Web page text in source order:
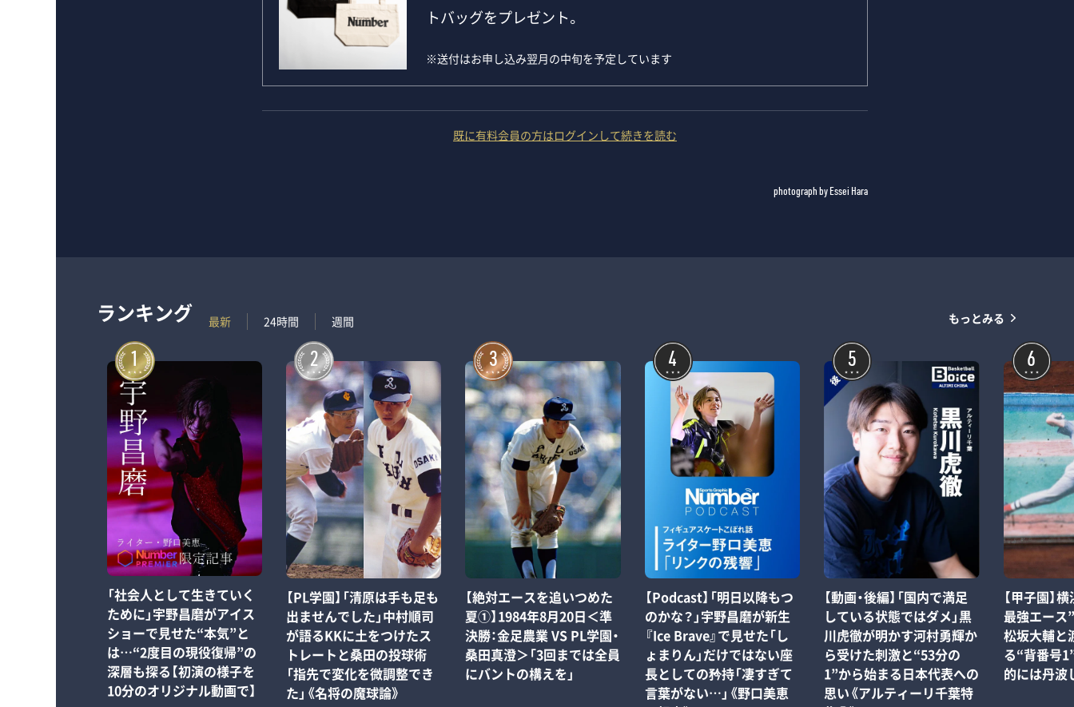
トバッグをプレゼント。
※送付はお申し込み翌月の中旬を予定しています
既に有料会員の方はログインして続きを読む
photograph by Essei Hara
ランキング 最新 24時間 週間 もっとみる
1
「社会人として生きていく
ために」宇野昌磨がアイス
ショーで見せた“本気”と
は…“2度目の現役復帰”の
深層も探る【初演の様子を
10分のオリジナル動画で】
2
【PL学園】「清原は手も足も
出ませんでした」中村順司
が語るKKに土をつけたス
トレートと桑田の投球術
「指先で変化を微調整でき
た」《名将の魔球論》
3
【絶対エースを追いつめた
夏①】1984年8月20日＜準
決勝：金足農業 VS PL学園・
桑田真澄＞「3回までは全員
にバントの構えを」
4
【Podcast】「明日以降もつ
のかな？」宇野昌磨が新生
『Ice Brave』で見せた「し
ょまりん」だけではない座
長としての矜持「凄すぎて
言葉がない…」《野口美恵
5
【動画・後編】「国内で満足
している状態ではダメ」黒
川虎徹が明かす河村勇輝か
ら受けた刺激と“53分の
1”から始まる日本代表への
思い《アルティーリ千葉特
6
【甲子園】
最強エー
松坂大輔と
る“背番号
的には丹波